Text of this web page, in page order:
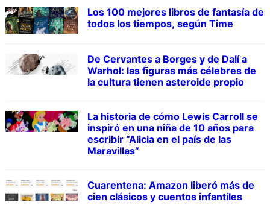
Los 100 mejores libros de fantasía de
todos los tiempos, según Time
De Cervantes a Borges y de Dalí a
Warhol: las figuras más célebres de
la cultura tienen asteroide propio
La historia de cómo Lewis Carroll se
inspiró en una niña de 10 años para
escribir “Alicia en el país de las
Maravillas”
Cuarentena: Amazon liberó más de
cien clásicos y cuentos infantiles